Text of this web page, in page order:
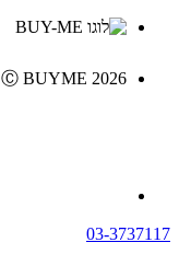
Ⓒ BUYME 2026
03-3737117